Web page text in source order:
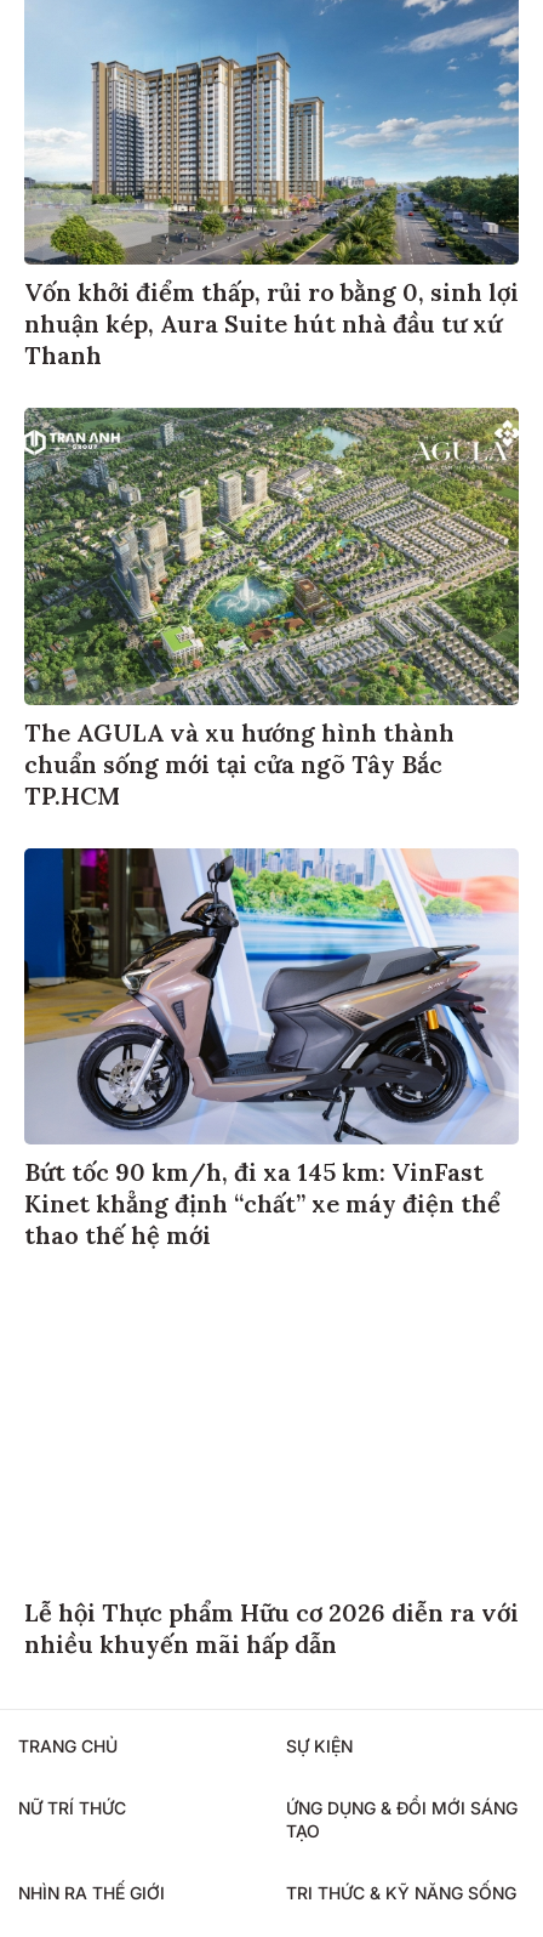
Vốn khởi điểm thấp, rủi ro bằng 0, sinh lợi
nhuận kép, Aura Suite hút nhà đầu tư xứ
Thanh
The AGULA và xu hướng hình thành
chuẩn sống mới tại cửa ngõ Tây Bắc
TP.HCM
Bứt tốc 90 km/h, đi xa 145 km: VinFast
Kinet khẳng định “chất” xe máy điện thể
thao thế hệ mới
Lễ hội Thực phẩm Hữu cơ 2026 diễn ra với
nhiều khuyến mãi hấp dẫn
TRANG CHỦ SỰ KIỆN
NỮ TRÍ THỨC
ỨNG DỤNG & ĐỔI MỚI SÁNG
TẠO
NHÌN RA THẾ GIỚI TRI THỨC & KỸ NĂNG SỐNG